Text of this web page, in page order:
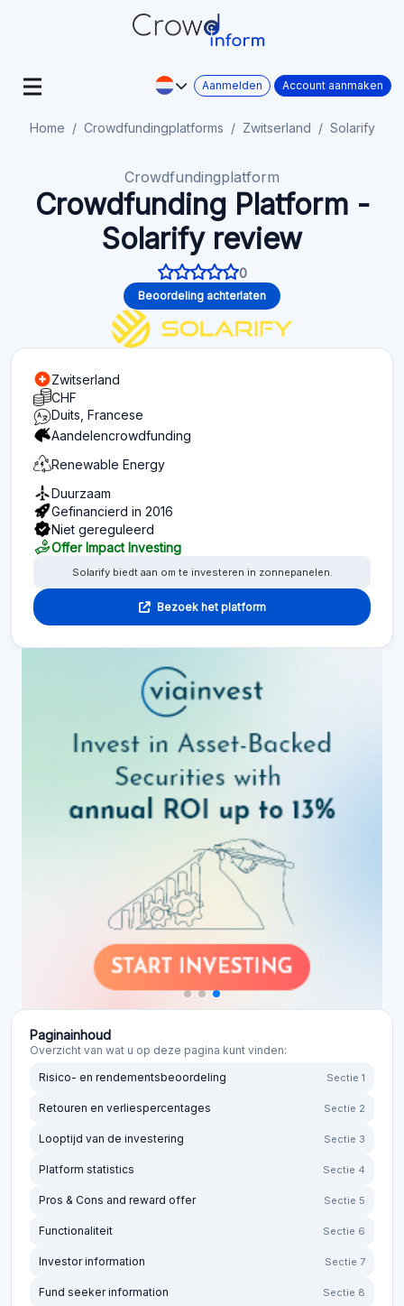
Aanmelden Account aanmaken
Home Crowdfundingplatforms Zwitserland Solarify
Crowdfundingplatform
Crowdfunding Platform -
Solarify review
0
Beoordeling achterlaten
Zwitserland
CHF
Duits, Francese
Aandelencrowdfunding
Renewable Energy
Duurzaam
Gefinancierd in 2016
Niet gereguleerd
Offer Impact Investing
Solarify biedt aan om te investeren in zonnepanelen.
Bezoek het platform
Paginainhoud
Overzicht van wat u op deze pagina kunt vinden:
Risico- en rendementsbeoordeling
Sectie 1
Retouren en verliespercentages Sectie 2
Looptijd van de investering Sectie 3
Platform statistics Sectie 4
Pros & Cons and reward offer Sectie 5
Functionaliteit Sectie 6
Investor information Sectie 7
Fund seeker information Sectie 8